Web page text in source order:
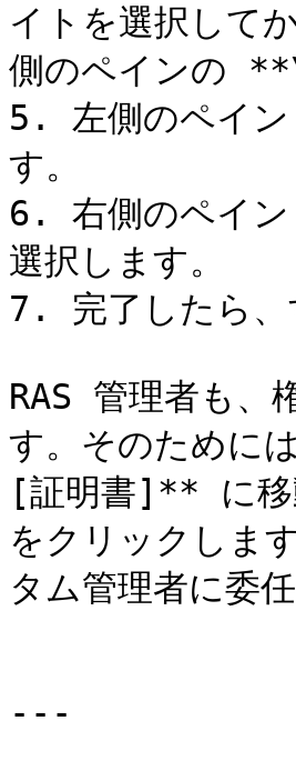
イトを選択し
側のペインの
5. 左側のペイ
す。
6. 右側のペイン
選択します。
7. 完了したら、
RAS 管理者も、
す。そのため
[証明書]** に
をクリックしま
タム管理者に委
---